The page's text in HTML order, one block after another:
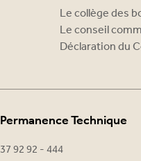
Le collège des
Le conseil
Déclaration du
Permanence Technique
37 92 92 - 444